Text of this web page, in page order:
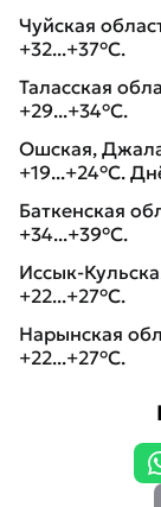
Чуйская
+32...+37°C.
Таласская
+29...+34°C.
Ошская,
+19...+24°C.
Баткенская
+34...+39°C.
Иссык-
+22...+27°C.
Нарынская
+22...+27°C.